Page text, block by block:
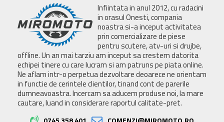
Infiintata in anul 2012, cu radacini
in orasul Onesti, compania
noastra si-a inceput activitatea
prin comercializare de piese
pentru scutere, atv-uri si drujbe,
offline. Un an mai tarziu am inceput sa crestem datorita
echipei tinere cu care lucram si am patruns pe piata online.
Ne aflam intr-o perpetua dezvoltare deoarece ne orientam
in functie de cerintele clientilor, tinand cont de parerile
dumneavoastra. Incercam sa aducem produse noi, la mare
cautare, luand in considerare raportul calitate-pret.